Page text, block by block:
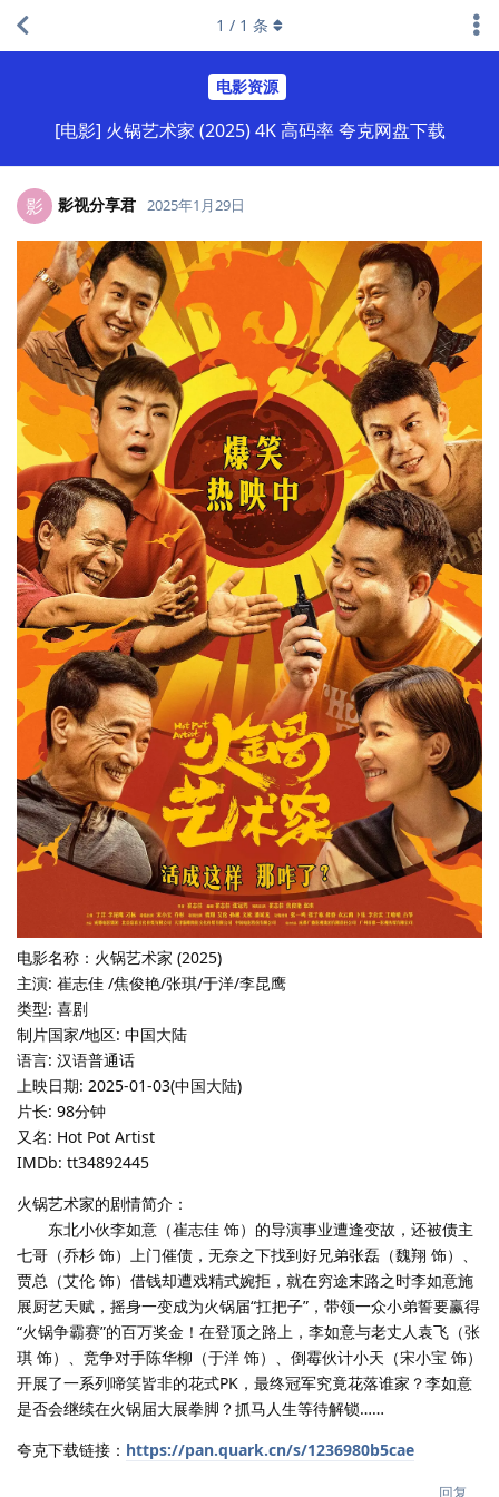
电影资源
[电影] 火锅艺术家 (2025) 4K 高码率 夸克网盘下载
1 / 1 条
影 影视分享君 2025年1月29日
电影名称：火锅艺术家 (2025)
主演: 崔志佳 /焦俊艳/张琪/于洋/李昆鹰
类型: 喜剧
制片国家/地区: 中国大陆
语言: 汉语普通话
上映日期: 2025-01-03(中国大陆)
片长: 98分钟
又名: Hot Pot Artist
IMDb: tt34892445
火锅艺术家的剧情简介：
东北小伙李如意（崔志佳 饰）的导演事业遭逢变故，还被债主
七哥（乔杉 饰）上门催债，无奈之下找到好兄弟张磊（魏翔 饰）、
贾总（艾伦 饰）借钱却遭戏精式婉拒，就在穷途末路之时李如意施
展厨艺天赋，摇身一变成为火锅届“扛把子”，带领一众小弟誓要赢得
“火锅争霸赛”的百万奖金！在登顶之路上，李如意与老丈人袁飞（张
琪 饰）、竞争对手陈华柳（于洋 饰）、倒霉伙计小天（宋小宝 饰）
开展了一系列啼笑皆非的花式PK，最终冠军究竟花落谁家？李如意
是否会继续在火锅届大展拳脚？抓马人生等待解锁……
夸克下载链接： https://pan.quark.cn/s/1236980b5cae
回复